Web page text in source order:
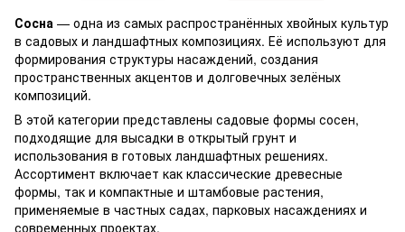
Сосна — одна из самых распространённых хвойных культур
в садовых и ландшафтных композициях. Её используют для
формирования структуры насаждений, создания
пространственных акцентов и долговечных зелёных
композиций.
В этой категории представлены садовые формы сосен,
подходящие для высадки в открытый грунт и
использования в готовых ландшафтных решениях.
Ассортимент включает как классические древесные
формы, так и компактные и штамбовые растения,
применяемые в частных садах, парковых насаждениях и
современных проектах.